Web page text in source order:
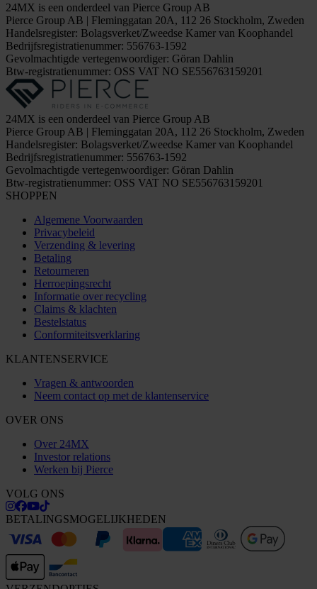
24MX is een onderdeel van Pierce Group AB
Pierce Group AB | Fleminggatan 20A, 112 26 Stockholm, Zweden
Handelsregister: Bolagsverket/Zweedse Kamer van Koophandel
Bedrijfsregistratienummer: 556763-1592
Gevolmachtigde vertegenwoordiger: Göran Dahlin
Btw-registratienummer: OSS VAT NO SE556763159201
24MX is een onderdeel van Pierce Group AB
Pierce Group AB | Fleminggatan 20A, 112 26 Stockholm, Zweden
Handelsregister: Bolagsverket/Zweedse Kamer van Koophandel
Bedrijfsregistratienummer: 556763-1592
Gevolmachtigde vertegenwoordiger: Göran Dahlin
Btw-registratienummer: OSS VAT NO SE556763159201
SHOPPEN
Algemene Voorwaarden
Privacybeleid
Verzending & levering
Betaling
Retourneren
Herroepingsrecht
Informatie over recycling
Claims & klachten
Bestelstatus
Conformiteitsverklaring
KLANTENSERVICE
Vragen & antwoorden
Neem contact op met de klantenservice
OVER ONS
Over 24MX
Investor relations
Werken bij Pierce
VOLG ONS
BETALINGSMOGELIJKHEDEN